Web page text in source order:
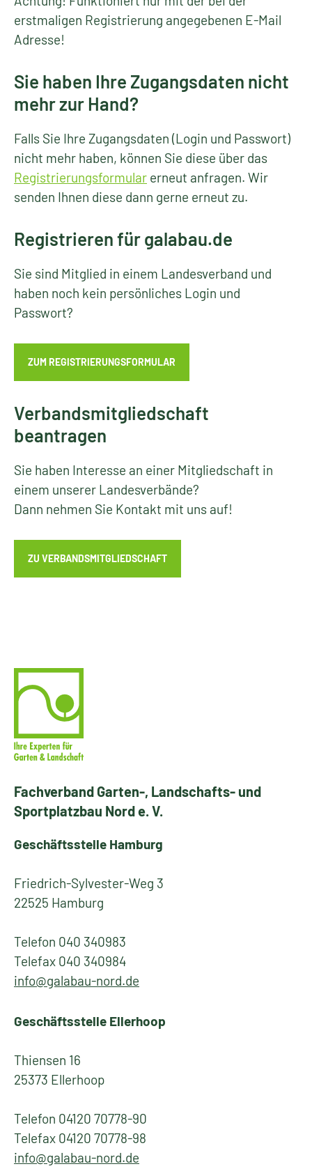
erstmaligen Registrierung angegebenen E-Mail
Adresse!
Sie haben Ihre Zugangsdaten nicht
mehr zur Hand?
Falls Sie Ihre Zugangsdaten (Login und Passwort)
nicht mehr haben, können Sie diese über das
Registrierungsformular erneut anfragen. Wir
senden Ihnen diese dann gerne erneut zu.
Registrieren für galabau.de
Sie sind Mitglied in einem Landesverband und
haben noch kein persönliches Login und
Passwort?
ZUM REGISTRIERUNGSFORMULAR
Verbandsmitgliedschaft
beantragen
Sie haben Interesse an einer Mitgliedschaft in
einem unserer Landesverbände?
Dann nehmen Sie Kontakt mit uns auf!
ZU VERBANDSMITGLIEDSCHAFT
Fachverband Garten-, Landschafts- und
Sportplatzbau Nord e. V.
Geschäftsstelle Hamburg
Friedrich-Sylvester-Weg 3
22525 Hamburg
Telefon 040 340983
Telefax 040 340984
info@galabau-nord.de
Geschäftsstelle Ellerhoop
Thiensen 16
25373 Ellerhoop
Telefon 04120 70778-90
Telefax 04120 70778-98
info@galabau-nord.de